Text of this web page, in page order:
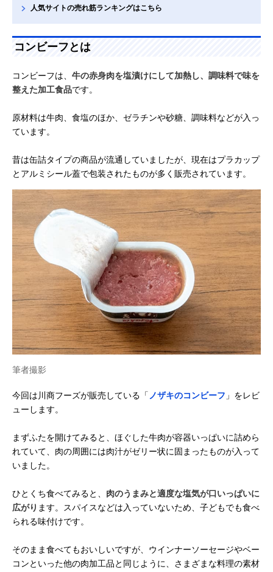
人気サイトの売れ筋ランキングはこちら
コンビーフとは
コンビーフは、 牛の赤身肉を塩漬けにして加熱し、調味料で味を
整えた加工食品です。
原材料は牛肉、食塩のほか、ゼラチンや砂糖、調味料などが入っ
ています。
昔は缶詰タイプの商品が流通していましたが、現在はプラカップ
とアルミシール蓋で包装されたものが多く販売されています。
筆者撮影
今回は川商フーズが販売している「 ノザキのコンビーフ 」をレビ
ューします。
まずふたを開けてみると、ほぐした牛肉が容器いっぱいに詰めら
れていて、肉の周囲には肉汁がゼリー状に固まったものが入って
いました。
ひとくち食べてみると、 肉のうまみと適度な塩気が口いっぱいに
広がり ます。スパイスなどは入っていないため、子どもでも食べ
られる味付けです。
そのまま食べてもおいしいですが、ウインナーソーセージやベー
コンといった他の肉加工品と同じように、さまざまな料理の素材